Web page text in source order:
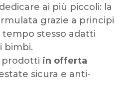
ai più piccoli: la
grazie a principi
stesso adatti
bimbi.
prodotti in offerta
sicura e anti-